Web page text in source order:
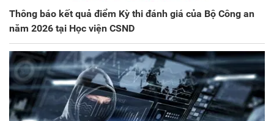
Thông báo kết quả điểm Kỳ thi đánh giá của Bộ Công an
năm 2026 tại Học viện CSND